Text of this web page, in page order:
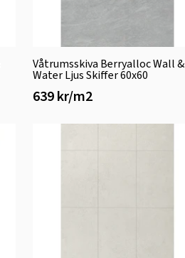
Våtrumsskiva Berryalloc Wall &
Water Ljus Skiffer 60x60
639 kr/m2